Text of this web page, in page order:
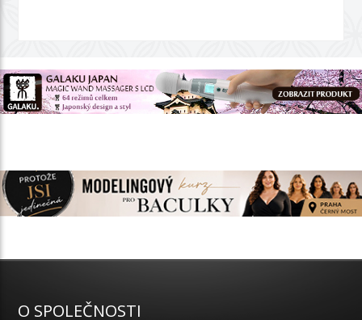
O SPOLEČNOSTI